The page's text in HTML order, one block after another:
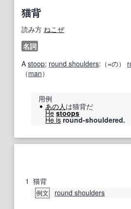
猫背
読み方 ねこぜ
名詞
A stoop; round shoulders:（=の）
（man）
用例
あの人は猫背だ
He stoops
He is round-shouldered.
1 猫背
例文 round shoulders